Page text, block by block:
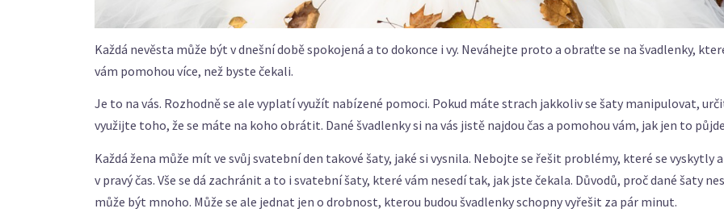
Každá nevěsta může být v dnešní době spokojená a to dokonce i vy. Neváhejte proto a obraťte se na švadlenky,
vám pomohou více, než byste čekali.
Je to na vás. Rozhodně se ale vyplatí využít nabízené pomoci. Pokud máte strach jakkoliv se šaty manipulovat,
využijte toho, že se máte na koho obrátit. Dané švadlenky si na vás jistě najdou čas a pomohou vám, jak jen to
Každá žena může mít ve svůj svatební den takové šaty, jaké si vysnila. Nebojte se řešit problémy, které se vyskytly
v pravý čas. Vše se dá zachránit a to i svatební šaty, které vám nesedí tak, jak jste čekala. Důvodů, proč dané šaty
může být mnoho. Může se ale jednat jen o drobnost, kterou budou švadlenky schopny vyřešit za pár minut.